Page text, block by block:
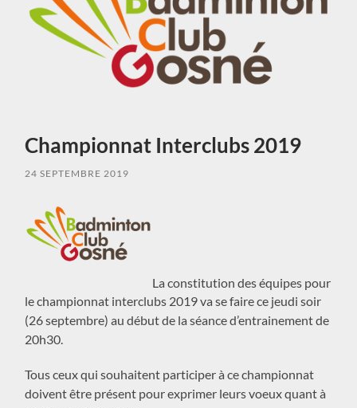
Championnat Interclubs 2019
24 SEPTEMBRE 2019
La constitution des équipes pour
le championnat interclubs 2019 va se faire ce jeudi soir
(26 septembre) au début de la séance d’entrainement de
20h30.
Tous ceux qui souhaitent participer à ce championnat
doivent être présent pour exprimer leurs voeux quant à